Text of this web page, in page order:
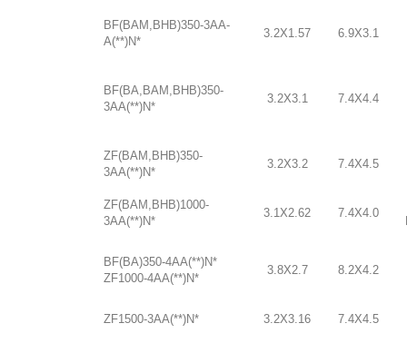
BF(BAM,BHB)350-3AA-
A(**)N*
3.2X1.57 6.9X3.1
BF(BA,BAM,BHB)350-
3AA(**)N*
3.2X3.1 7.4X4.4
ZF(BAM,BHB)350-
3AA(**)N*
3.2X3.2 7.4X4.5
ZF(BAM,BHB)1000-
3AA(**)N*
3.1X2.62 7.4X4.0
BF(BA)350-4AA(**)N*
ZF1000-4AA(**)N*
3.8X2.7 8.2X4.2
ZF1500-3AA(**)N* 3.2X3.16 7.4X4.5